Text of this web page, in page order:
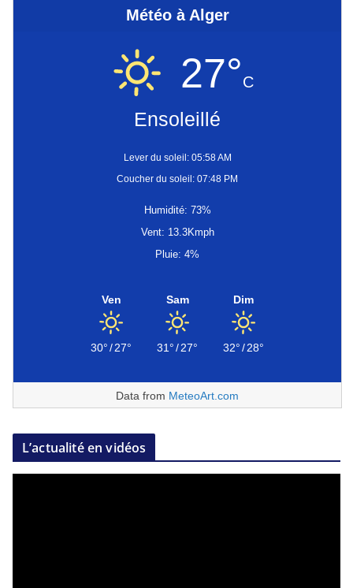
Météo à Alger
27°C
Ensoleillé
Lever du soleil: 05:58 AM
Coucher du soleil: 07:48 PM
Humidité: 73%
Vent: 13.3Kmph
Pluie: 4%
Ven
30°/27°
Sam
31°/27°
Dim
32°/28°
Data from MeteoArt.com
L’actualité en vidéos